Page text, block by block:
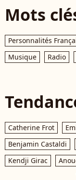
Mots
Personnalités
Musique
Radio
Catherine Frot
Benjamin Castaldi
Kendji Girac